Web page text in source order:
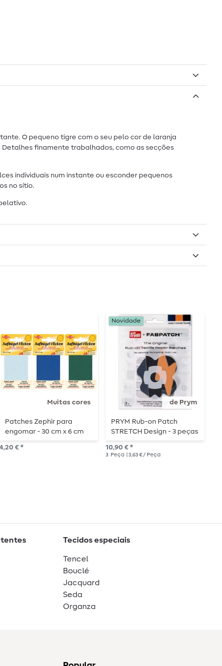
O pequeno tigre com o seu pelo cor de laranja
finamente trabalhados, como as secções
individuais num instante ou esconder pequenos
no sítio.
Muitas cores
Patches Zephir para
engomar - 30 cm x 6 cm
€ *
de Prym
Novidade
PRYM Rub-on Patch
STRETCH Design - 3 peças
- nuvem/flash
10,90 € *
3 Peça | 3,63 € / Peça
Tecidos especiais
Tencel
Bouclé
Jacquard
Seda
Organza